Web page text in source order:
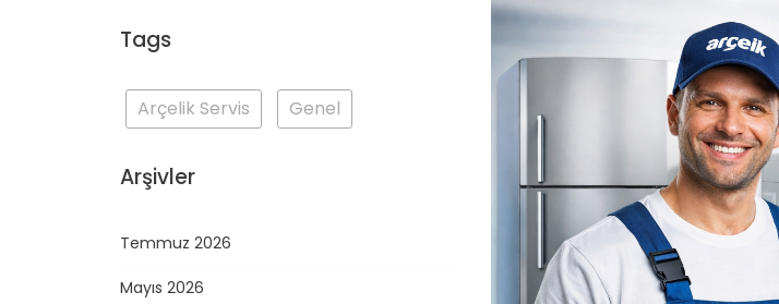
Tags
Arçelik Servis Genel
Arşivler
Temmuz 2026
Mayıs 2026